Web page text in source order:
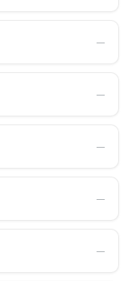
―
―
―
―
―